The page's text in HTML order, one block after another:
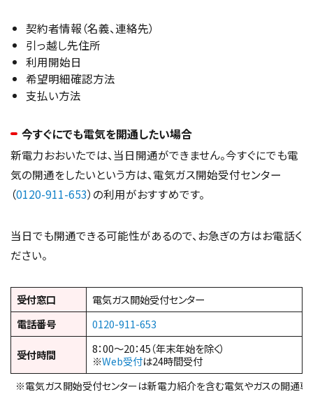
契約者情報（名義、連絡先）
引っ越し先住所
利用開始日
希望明細確認方法
支払い方法
今すぐにでも電気を開通したい場合
新電力おおいたでは、当日開通ができません。今すぐにでも電
気の開通をしたいという方は、電気ガス開始受付センター
（0120-911-653）の利用がおすすめです。
当日でも開通できる可能性があるので、お急ぎの方はお電話く
ださい。
受付窓口
電気ガス開始受付センター
電話番号
0120-911-653
受付時間
8：00～20：45（年末年始を除く）
※Web受付は24時間受付
※電気ガス開始受付センターは新電力紹介を含む電気やガスの開通専